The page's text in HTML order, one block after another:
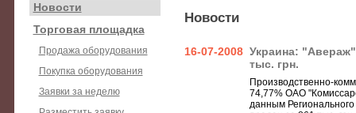
Новости
Торговая площадка
Продажа оборудования
Покупка оборудования
Заявки за неделю
Новости
16-07-2008 Украина:
тыс. грн.
Производственно-
74,77% ОАО
данным